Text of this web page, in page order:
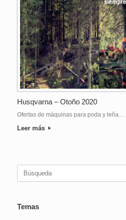
Husqvarna – Otoño 2020
Ofertas de máquinas para poda y leña…
Leer más
Temas